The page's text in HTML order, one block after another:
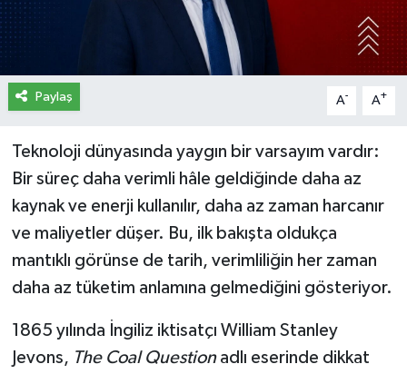
Paylaş A- A+
Teknoloji dünyasında yaygın bir varsayım vardır:
Bir süreç daha verimli hâle geldiğinde daha az
kaynak ve enerji kullanılır, daha az zaman harcanır
ve maliyetler düşer. Bu, ilk bakışta oldukça
mantıklı görünse de tarih, verimliliğin her zaman
daha az tüketim anlamına gelmediğini gösteriyor.
1865 yılında İngiliz iktisatçı William Stanley
Jevons, The Coal Questionadlı eserinde dikkat